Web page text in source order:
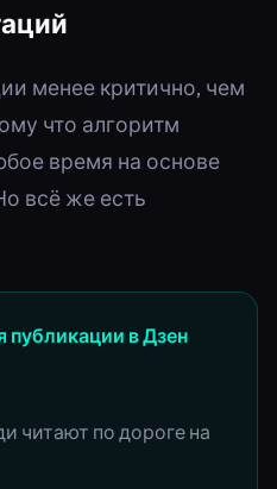
менее критично, чем
что алгоритм
время на основе
всё же есть
публикации в Дзен
читают по дороге на